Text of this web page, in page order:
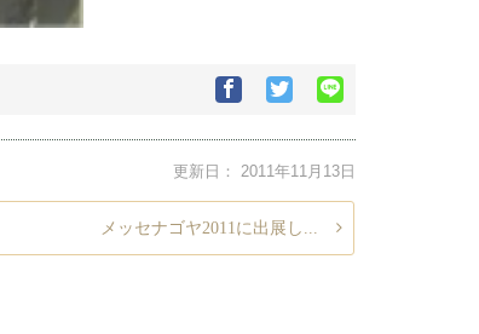
Facebook
で
ア
す
る
Twitter
で
ア
す
る
Google+で
シ
す
る
更新日： 2011年11月13日
メッセナゴヤ2011に出展し...